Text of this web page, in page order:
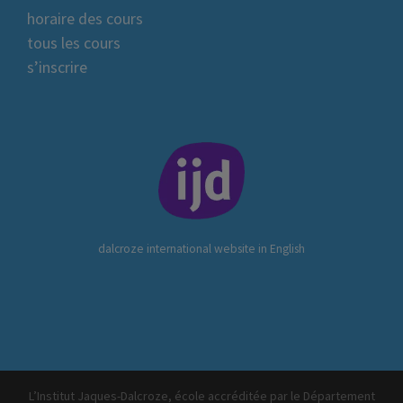
horaire des cours
tous les cours
s’inscrire
dalcroze international website in English
L’Institut Jaques-Dalcroze, école accréditée par le Département